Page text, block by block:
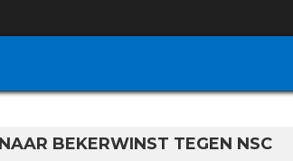
BEKERWINST TEGEN NSC